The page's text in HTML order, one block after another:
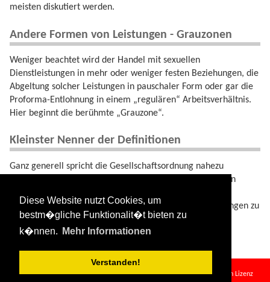
Diese Website nutzt Cookies, um
bestm�gliche Funktionalit�t bieten zu
k�nnen.
Mehr Informationen
Verstanden!
meisten diskutiert werden.
Andere Formen von Leistungen - Grauzonen
Weniger beachtet wird der Handel mit sexuellen
Dienstleistungen in mehr oder weniger festen Beziehungen, die
Abgeltung solcher Leistungen in pauschaler Form oder gar die
Proforma-Entlohnung in einem „regulären“ Arbeitsverhältnis.
Hier beginnt die berühmte „Grauzone“.
Kleinster Nenner der Definitionen
Ganz generell spricht die Gesellschaftsordnung nahezu
einheitlich dann von „Prostitution“, wenn sich eine Person
anbietet, an wechselnden Partnern sexuelle Dienstleistungen zu
vollziehen.
· Zuletzt geändert:2024/08/11 09:34
Falls nicht anders bezeichnet, ist der Inhalt dieses Wikis unter der folgenden Lizenz